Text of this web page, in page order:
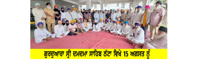
’ਤੇ ਜਾ ਕੇ ਦੇਖਿਆ। ਉੱਥੇ ਇੱਕ ਏ.ਸੀ.ਦਾ ਆਊਟ ਡੋਰ ਯੂਨਿਟ
ਗ਼ਾਇਬ ਸੀ ਅਤੇ ਦੂਜੇ ਦੋਵਾਂ ਏ. ਸੀਜ਼ ਦੀਆਂ ਪਾਈਪਾਂ ਚੋਰੀ
ਕੀਤੀਆਂ ਹੋਈਆਂ ਸਨ। ਉਨ੍ਹਾਂ ਦੱਸਿਆ ਕਿ ਉਹ ਛੁੱਟੀਆਂ
ਦੌਰਾਨ ਵੀ ਸਕੂਲ ਗੇੜਾ ਮਾਰਦੇ ਸਨ ਅਤੇ 20 ਜੂਨ ਤੱਕ ਸਭ
ਠੀਕ ਸੀ। ਚੋਰੀ ਦੀ ਘਟਨਾ 20 ਤੋਂ 30 ਜੂਨ ਵਿਚਕਾਰ ਹੋਈ